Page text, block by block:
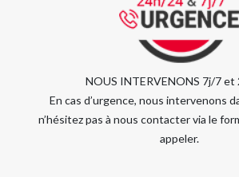
NOUS INTERVENONS 7j/7 et
En cas d’urgence, nous intervenons
n’hésitez pas à nous contacter via le
appeler.